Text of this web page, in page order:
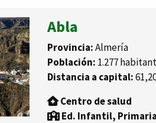
Abla
Provincia:Almería
Población: 1.277
Distancia a capital:
Centro de salud
Ed. Infantil,